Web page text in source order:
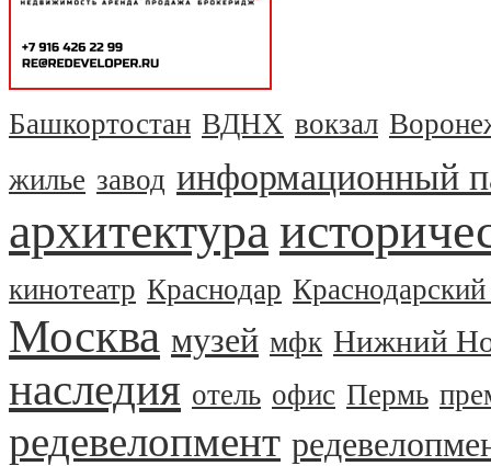
Башкортостан ВДНХ вокзал
жилье завод информационный
архитектура
кинотеатр Краснодар
Москва музей мфк Нижний
наследия отель офис Пермь
редевелопмент